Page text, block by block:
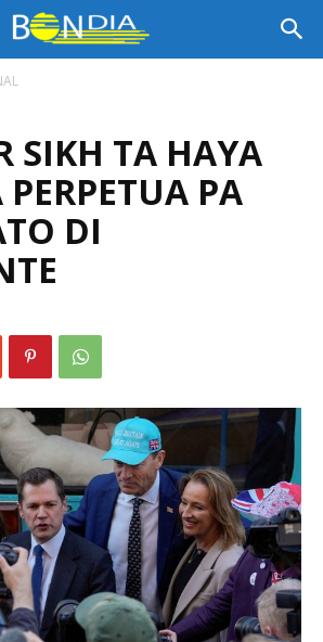
SIKH TA HAYA
PA
DI